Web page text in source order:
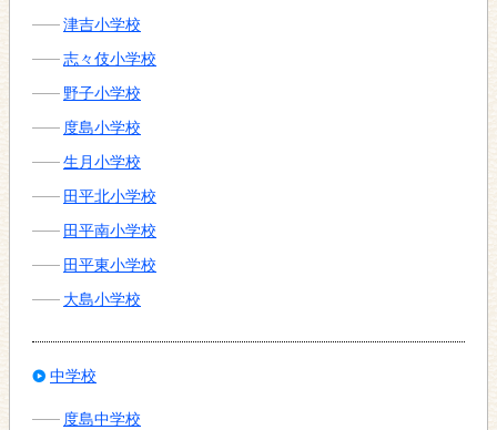
津吉小学校
志々伎小学校
野子小学校
度島小学校
生月小学校
田平北小学校
田平南小学校
田平東小学校
大島小学校
中学校
度島中学校